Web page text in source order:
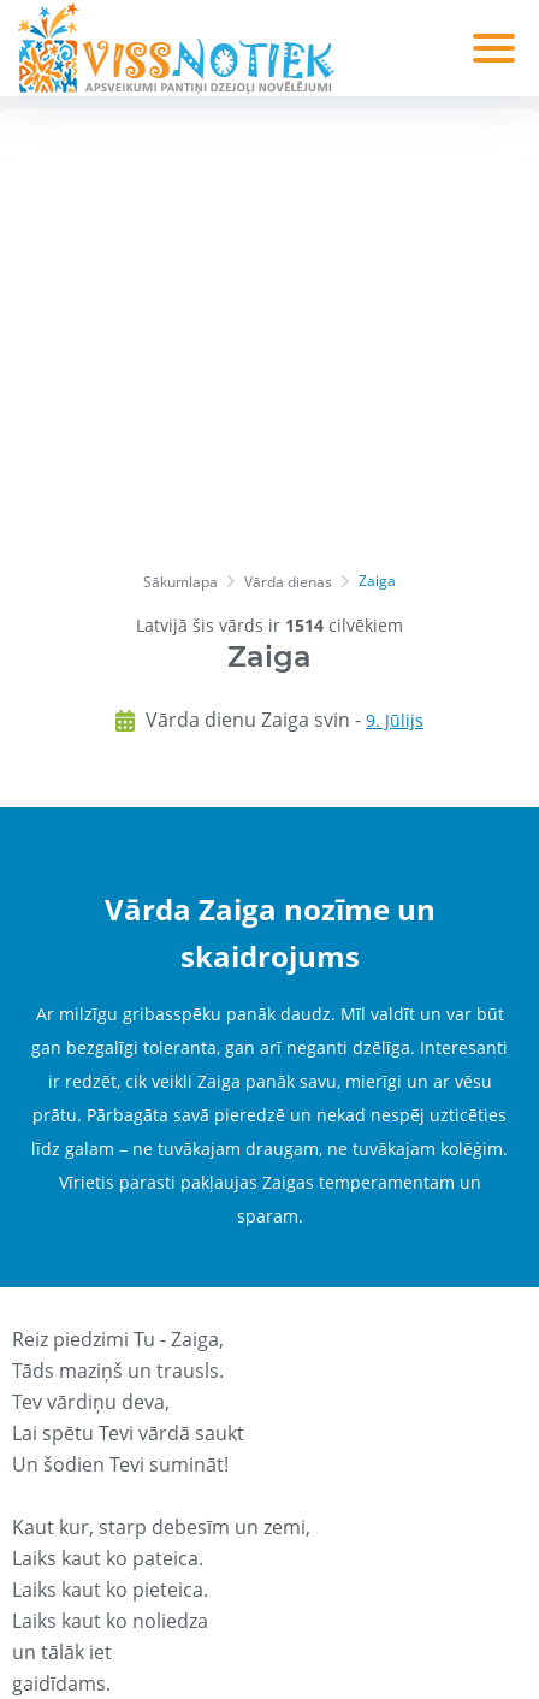
Sākumlapa Vārda dienas Zaiga
Latvijā šis vārds ir 1514 cilvēkiem
Zaiga
Vārda dienu Zaiga svin - 9. Jūlijs
Vārda Zaiga nozīme un
skaidrojums
Ar milzīgu gribasspēku panāk daudz. Mīl valdīt un var būt
gan bezgalīgi toleranta, gan arī neganti dzēlīga. Interesanti
ir redzēt, cik veikli Zaiga panāk savu, mierīgi un ar vēsu
prātu. Pārbagāta savā pieredzē un nekad nespēj uzticēties
līdz galam – ne tuvākajam draugam, ne tuvākajam kolēģim.
Vīrietis parasti pakļaujas Zaigas temperamentam un
sparam.
Reiz piedzimi Tu - Zaiga,
Tāds maziņš un trausls.
Tev vārdiņu deva,
Lai spētu Tevi vārdā saukt
Un šodien Tevi sumināt!
Kaut kur, starp debesīm un zemi,
Laiks kaut ko pateica.
Laiks kaut ko pieteica.
Laiks kaut ko noliedza
un tālāk iet
gaidīdams.